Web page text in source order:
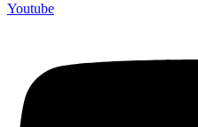
Youtube